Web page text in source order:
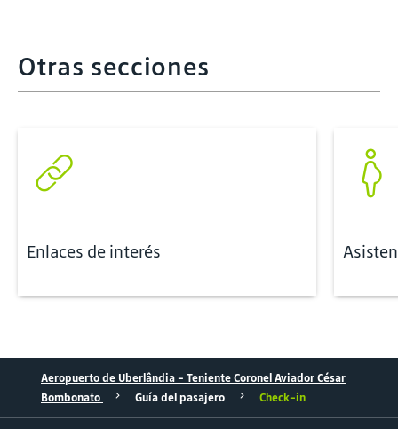
Otras secciones
Enlaces de interés
Aeropuerto de Uberlândia – Teniente Coronel Aviador César
Bombonato
Guía del pasajero Check-in